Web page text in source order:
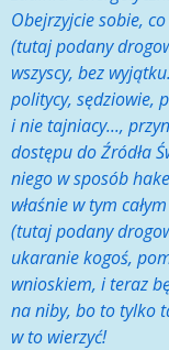
Obejrzyjcie sobie,
(tutaj podany
wszyscy, bez
politycy, sędziowie,
i nie tajniacy...,
dostępu do Źródła
niego w sposób
właśnie w tym
(tutaj podany
ukaranie kogoś,
wnioskiem, i teraz
na niby, bo to tylko
w to wierzyć!